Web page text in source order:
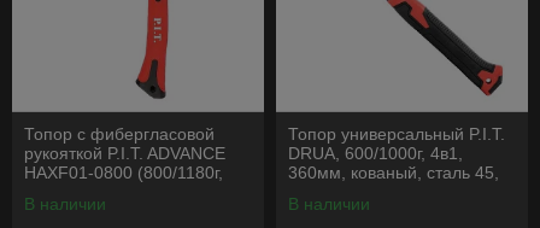
Топор с фибергласовой
рукояткой P.I.T. ADVANCE
HAXF01-0800 (800/1180г,
В наличии
Топор универсальный P.I.T.
DRUA, 600/1000г, 4в1,
360мм, кованый, сталь 45,
В наличии